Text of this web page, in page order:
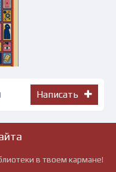
Написать
в твоем кармане!